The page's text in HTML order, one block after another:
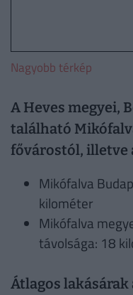
Nagyobb térkép
A Heves megyei,
található
fővárostól, illetve
Mikófalva
kilométer
Mikófalva
távolsága: 18
Átlagos lakásárak